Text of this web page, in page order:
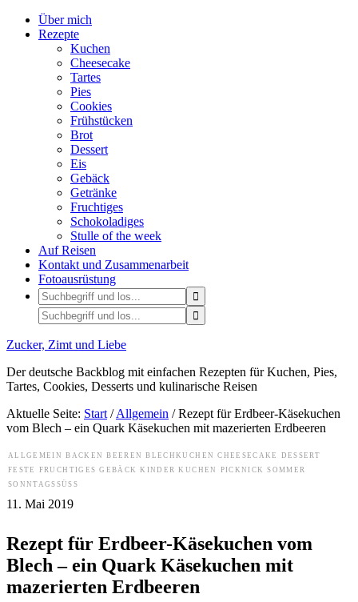
Über mich
Rezepte
Kuchen
Cheesecake
Tartes
Pies
Cookies
Frühstücken
Brot
Dessert
Eis
Gebäck
Getränke
Fruchtiges
Schokoladiges
Stulle of the week
Auf Reisen
Kontakt und Zusammenarbeit
Fotoausrüstung
Zucker, Zimt und Liebe
Der deutsche Backblog mit einfachen Rezepten für Kuchen, Pies,
Tartes, Cookies, Desserts und kulinarische Reisen
Aktuelle Seite: Start / Allgemein /Rezept für Erdbeer-Käsekuchen
vom Blech – ein Quark Käsekuchen mit mazerierten Erdbeeren
ALLGEMEIN BACKEN BEEREN BLECHKUCHEN CHEESECAKE
DESSERT
FESTE
FRUCHTIGES GEBÄCK KINDER KUCHEN PICKNICK
SOMMER
SONNTAGSSÜSS
11. Mai 2019
Rezept für Erdbeer-Käsekuchen vom
Blech – ein Quark Käsekuchen mit
mazerierten Erdbeeren